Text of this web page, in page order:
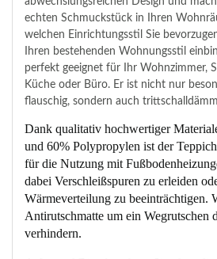
echten Schmuckstück in Ihren
welchen Einrichtungsstil Sie
Ihren bestehenden Wohnungsstil
perfekt geeignet für Ihr Wohnzimmer,
Küche oder Büro. Er ist nicht nur
flauschig, sondern auch
Dank qualitativ hochwertiger
und 60% Polypropylen ist der
für die Nutzung mit
dabei Verschleißspuren zu erleiden
Wärmeverteilung zu beeinträchtigen.
Antirutschmatte um ein Wegrutschen
verhindern.